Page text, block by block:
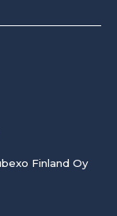
Finland Oy